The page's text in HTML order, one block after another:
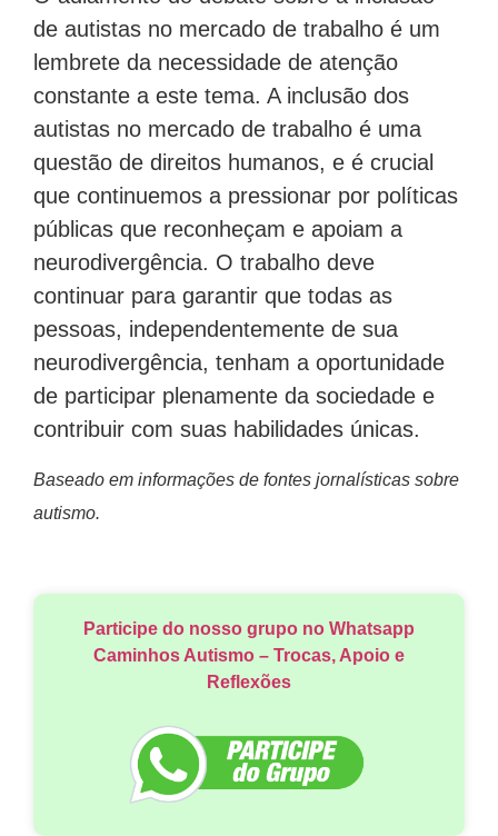
de autistas no mercado de trabalho é um
lembrete da necessidade de atenção
constante a este tema. A inclusão dos
autistas no mercado de trabalho é uma
questão de direitos humanos, e é crucial
que continuemos a pressionar por políticas
públicas que reconheçam e apoiam a
neurodivergência. O trabalho deve
continuar para garantir que todas as
pessoas, independentemente de sua
neurodivergência, tenham a oportunidade
de participar plenamente da sociedade e
contribuir com suas habilidades únicas.
Baseado em informações de fontes jornalísticas sobre
autismo.
Participe do nosso grupo no Whatsapp
Caminhos Autismo – Trocas, Apoio e
Reflexões